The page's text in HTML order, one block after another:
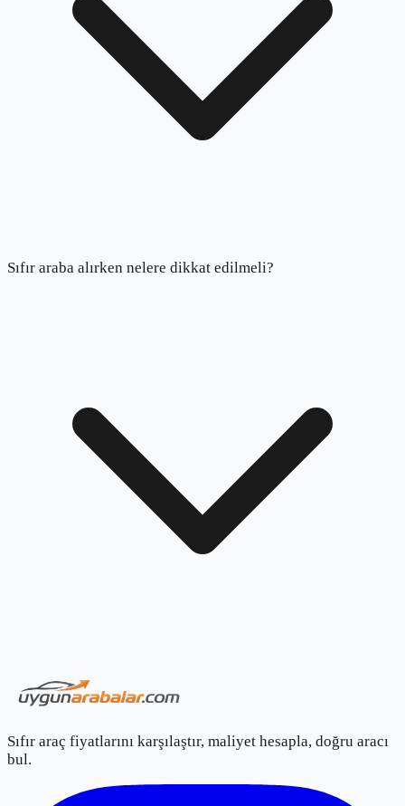
Sıfır araba alırken nelere dikkat edilmeli?
Sıfır araç fiyatlarını karşılaştır, maliyet hesapla, doğru aracı
bul.